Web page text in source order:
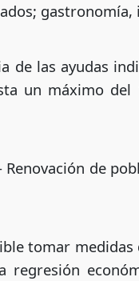
gastronomía,
de las ayudas
un máximo
Renovación de
tomar
regresión